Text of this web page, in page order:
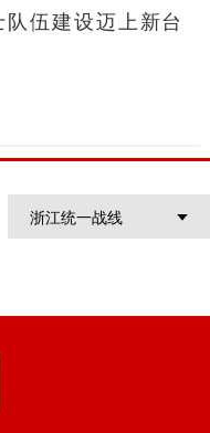
伍建设迈上新台
浙江统一战线